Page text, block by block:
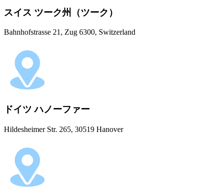
スイス ツーク州（ツーク）
Bahnhofstrasse 21, Zug 6300, Switzerland
ドイツ ハノーファー
Hildesheimer Str. 265, 30519 Hanover